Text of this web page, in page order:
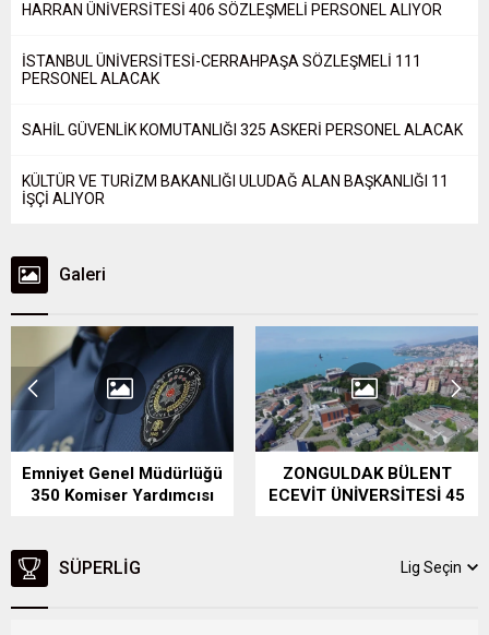
HARRAN ÜNİVERSİTESİ 406 SÖZLEŞMELİ PERSONEL ALIYOR
İSTANBUL ÜNİVERSİTESİ-CERRAHPAŞA SÖZLEŞMELİ 111
PERSONEL ALACAK
SAHİL GÜVENLİK KOMUTANLIĞI 325 ASKERİ PERSONEL ALACAK
KÜLTÜR VE TURİZM BAKANLIĞI ULUDAĞ ALAN BAŞKANLIĞI 11
İŞÇİ ALIYOR
Galeri
Emniyet Genel Müdürlüğü
350 Komiser Yardımcısı
ZONGULDAK BÜLENT
ECEVİT ÜNİVERSİTESİ 45
SÜPERLIG Lig Seçin